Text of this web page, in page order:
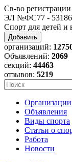
Св-во
ЭЛ №ФС77 - 53186
Спорт для детей и
Добавить
организаций:
Объявлений: 2069
секций: 44463
отзывов: 5219
Организации
Объявления
Виды спорта
Статьи о
Работа
Новости